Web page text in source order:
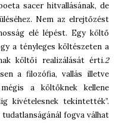
sacer hitvallásának, de
Nem az elrejtőzést
elé lépést. Egy költő
a tényleges költészeten a
költői realizálását érti.2
a filozófia, vallás illetve
a költőknek kellene
kivételesnek tekintették”.
fogva válhat